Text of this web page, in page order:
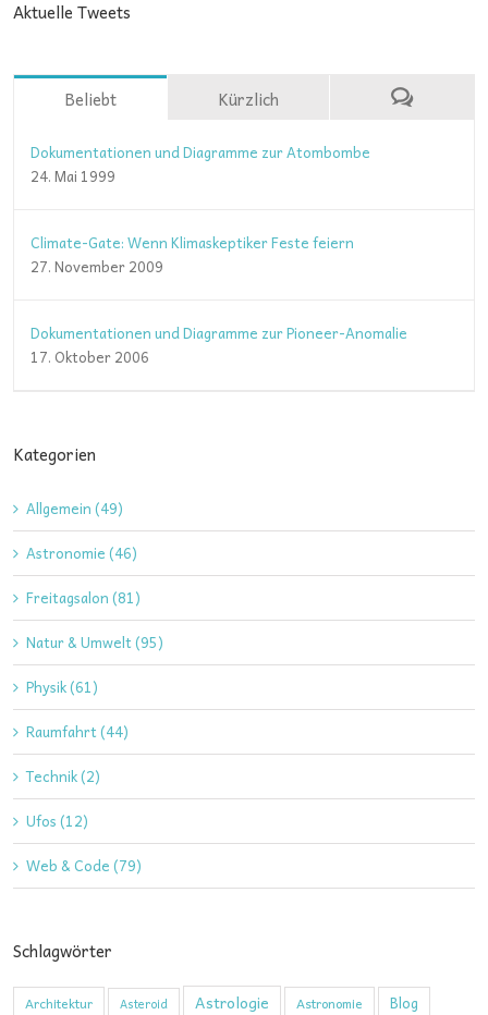
Aktuelle Tweets
Beliebt Kürzlich
Dokumentationen und Diagramme zur Atombombe
24. Mai 1999
Climate-Gate: Wenn Klimaskeptiker Feste feiern
27. November 2009
Dokumentationen und Diagramme zur Pioneer-Anomalie
17. Oktober 2006
Kategorien
Allgemein (49)
Astronomie (46)
Freitagsalon (81)
Natur & Umwelt (95)
Physik (61)
Raumfahrt (44)
Technik (2)
Ufos (12)
Web & Code (79)
Schlagwörter
Architektur Asteroid Astrologie Astronomie Blog